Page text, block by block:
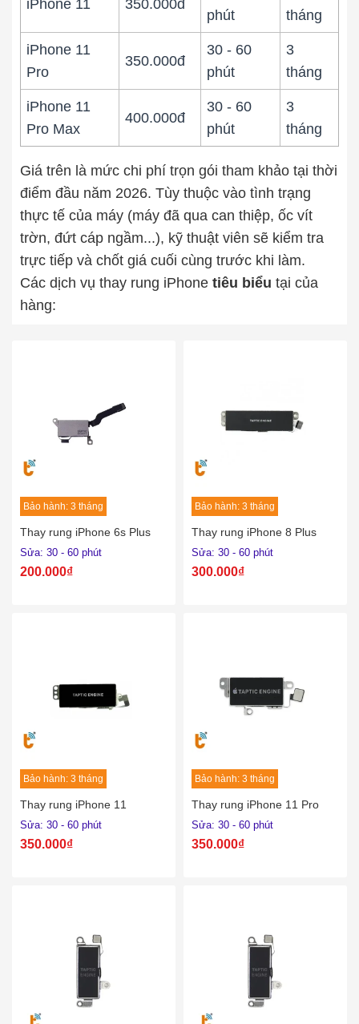
iPhone 11 350.000đ
phút
tháng
iPhone 11
Pro
350.000đ
30 - 60
phút
3
tháng
iPhone 11
Pro Max
400.000đ
30 - 60
phút
3
tháng
Giá trên là mức chi phí trọn gói tham khảo tại thời
điểm đầu năm 2026. Tùy thuộc vào tình trạng
thực tế của máy (máy đã qua can thiệp, ốc vít
trờn, đứt cáp ngầm...), kỹ thuật viên sẽ kiểm tra
trực tiếp và chốt giá cuối cùng trước khi làm.
Các dịch vụ thay rung iPhone tiêu biểu tại của
hàng:
Bảo hành: 3 tháng
Thay rung iPhone 6s Plus
Sửa: 30 - 60 phút
200.000₫
Bảo hành: 3 tháng
Thay rung iPhone 8 Plus
Sửa: 30 - 60 phút
300.000₫
Bảo hành: 3 tháng
Thay rung iPhone 11
Sửa: 30 - 60 phút
350.000₫
Bảo hành: 3 tháng
Thay rung iPhone 11 Pro
Sửa: 30 - 60 phút
350.000₫